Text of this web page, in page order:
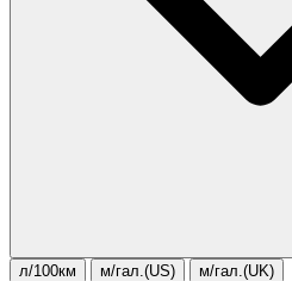
л/100км м/гал.(US) м/гал.(UK)